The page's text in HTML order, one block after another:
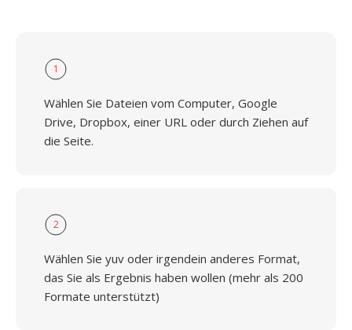
1
Wählen Sie Dateien vom Computer, Google
Drive, Dropbox, einer URL oder durch Ziehen auf
die Seite.
2
Wählen Sie yuv oder irgendein anderes Format,
das Sie als Ergebnis haben wollen (mehr als 200
Formate unterstützt)